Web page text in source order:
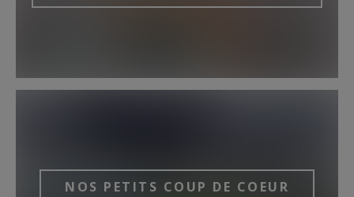
NOS PETITS COUP DE COEUR